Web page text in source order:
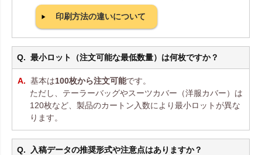
印刷方法の違いについて
最小ロット（注文可能な最低数量）は何枚ですか？
基本は100枚から注文可能です。
ただし、テーラーバッグやスーツカバー（洋服カバー）は
120枚など、製品のカートン入数により最小ロットが異な
ります。
入稿データの推奨形式や注意点はありますか？